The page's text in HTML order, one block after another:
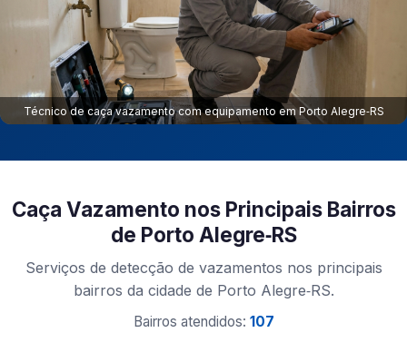
Técnico de caça vazamento com equipamento em Porto Alegre‑RS
Caça Vazamento nos Principais Bairros
de Porto Alegre‑RS
Serviços de detecção de vazamentos nos principais
bairros da cidade de Porto Alegre‑RS.
Bairros atendidos: 107